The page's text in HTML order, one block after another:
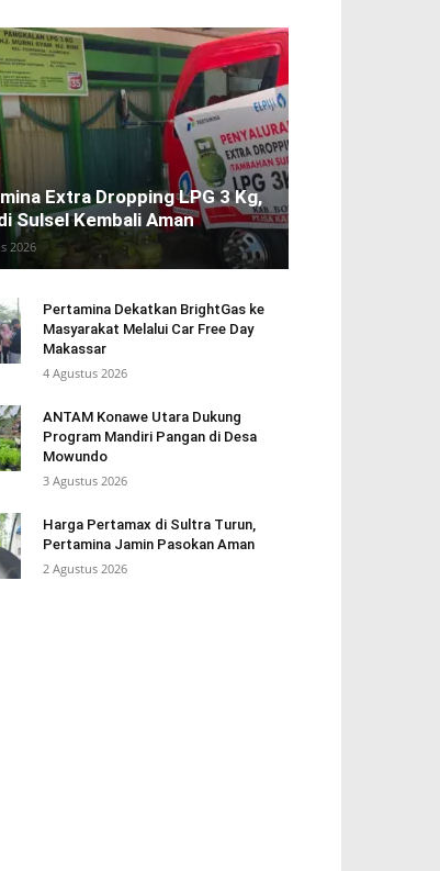
Extra Dropping LPG 3 Kg,
Sulsel Kembali Aman
2026
Pertamina Dekatkan BrightGas ke
Masyarakat Melalui Car Free Day
Makassar
4 Agustus 2026
ANTAM Konawe Utara Dukung
Program Mandiri Pangan di Desa
Mowundo
3 Agustus 2026
Harga Pertamax di Sultra Turun,
Pertamina Jamin Pasokan Aman
2 Agustus 2026